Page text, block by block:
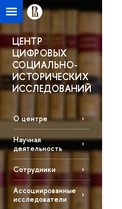
ЦЕНТР
ЦИФРОВЫХ
СОЦИАЛЬНО-
ИСТОРИЧЕСКИХ
ИССЛЕДОВАНИЙ
О центре
Научная
деятельность
Сотрудники
Ассоциированные
исследователи